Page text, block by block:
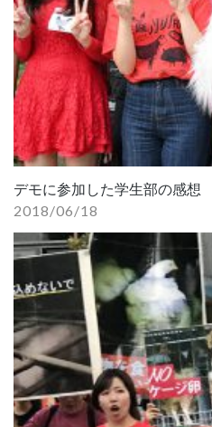
デモに参加した学生部の感想
2018/06/18